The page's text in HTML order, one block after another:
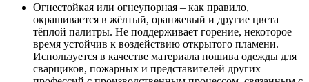
Огнестойкая или огнеупорная – как правило,
окрашивается в жёлтый, оранжевый и другие цвета
тёплой палитры. Не поддерживает горение, некоторое
время устойчив к воздействию открытого пламени.
Используется в качестве материала пошива одежды для
сварщиков, пожарных и представителей других